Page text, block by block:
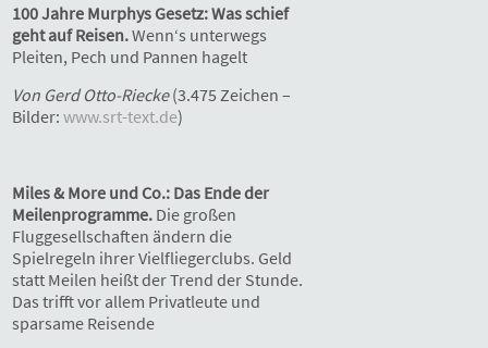
100 Jahre Murphys Gesetz: Was schief
geht auf Reisen.Wenn‘s unterwegs
Pleiten, Pech und Pannen hagelt
Von Gerd Otto-Riecke(3.475 Zeichen –
Bilder: www.srt-text.de)
Miles & More und Co.: Das Ende der
Meilenprogramme. Die großen
Fluggesellschaften ändern die
Spielregeln ihrer Vielfliegerclubs. Geld
statt Meilen heißt der Trend der Stunde.
Das trifft vor allem Privatleute und
sparsame Reisende